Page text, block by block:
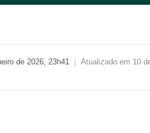
de 2026, 23h41
Atualizado em 10